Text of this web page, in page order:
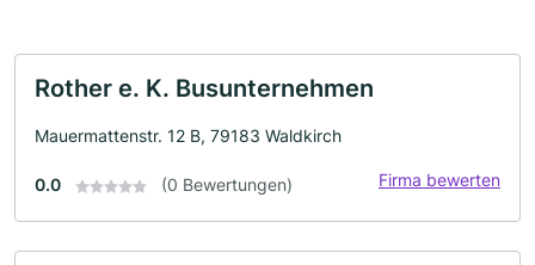
Rother e. K. Busunternehmen
Mauermattenstr. 12 B, 79183 Waldkirch
0.0 (0 Bewertungen) Firma bewerten